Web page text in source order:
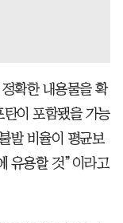
확한 내용물을 확
이 포함됐을 가능
발 비율이 평균보
유용할 것”이라고